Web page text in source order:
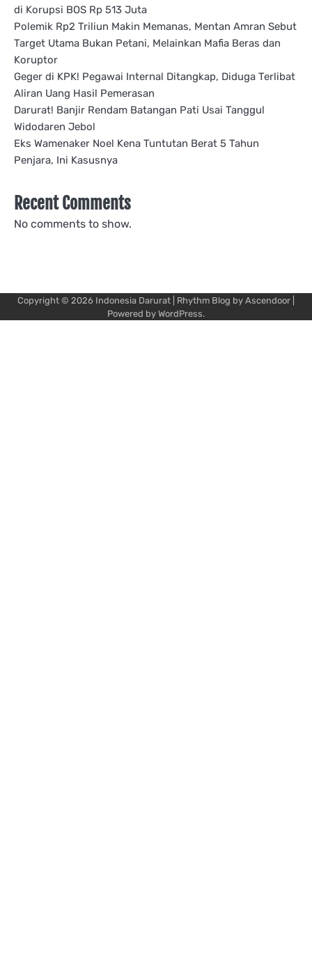
di Korupsi BOS Rp 513 Juta
Polemik Rp2 Triliun Makin Memanas, Mentan Amran Sebut
Target Utama Bukan Petani, Melainkan Mafia Beras dan
Koruptor
Geger di KPK! Pegawai Internal Ditangkap, Diduga Terlibat
Aliran Uang Hasil Pemerasan
Darurat! Banjir Rendam Batangan Pati Usai Tanggul
Widodaren Jebol
Eks Wamenaker Noel Kena Tuntutan Berat 5 Tahun
Penjara, Ini Kasusnya
Recent Comments
No comments to show.
Copyright © 2026 Indonesia Darurat | Rhythm Blog by Ascendoor
Powered by WordPress.